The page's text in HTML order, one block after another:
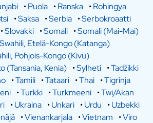
•Puola •Ranska •Rohingya
•Saksa •Serbia •Serbokroaatti
•Slovakki •Somali •Somali (Mai-Mai)
Swahili, Etelä-Kongo (Katanga)
Pohjois-Kongo (Kivu)
(Tansania, Kenia) •Sylheti •Tadžikki
•Tamili •Tataari •Thai •Tigrinja
•Turkki •Turkmeeni •Twi/Akan
•Ukraina •Unkari •Urdu •Uzbekki
•Vienankarjala •Vietnam •Viro